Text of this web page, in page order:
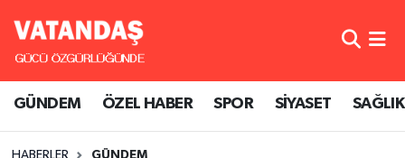
GÜNDEM ÖZEL HABER SPOR SİYASET SAĞLIK
HABERLER GÜNDEM
GÜNDEM
Hava Durumu